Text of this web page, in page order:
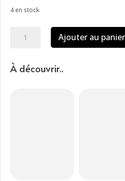
4 en stock
arbre
Ajouter au panier
À découvrir..